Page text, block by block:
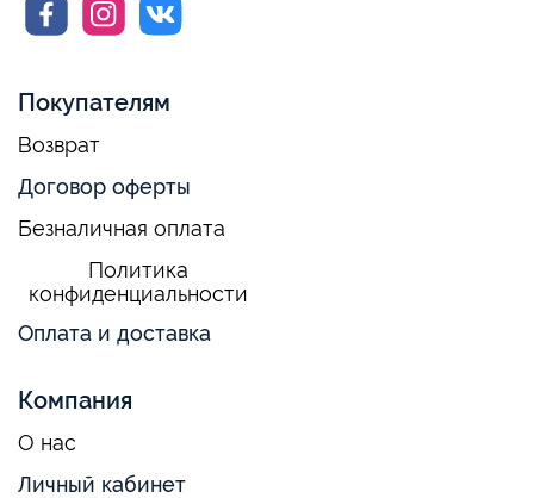
Покупателям
Возврат
Договор оферты
Безналичная оплата
Политика
конфиденциальности
Оплата и доставка
Компания
О нас
Личный кабинет